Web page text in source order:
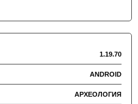
1.19.70
ANDROID
АРХЕОЛОГИЯ
фауны можно
и овец. Безусловно,
загадочном и